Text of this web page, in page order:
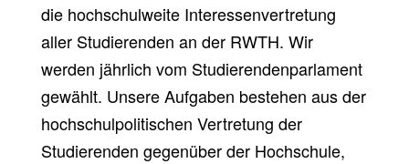
die hochschulweite Interessenvertretung
aller Studierenden an der RWTH. Wir
werden jährlich vom Studierendenparlament
gewählt. Unsere Aufgaben bestehen aus der
hochschulpolitischen Vertretung der
Studierenden gegenüber der Hochschule,